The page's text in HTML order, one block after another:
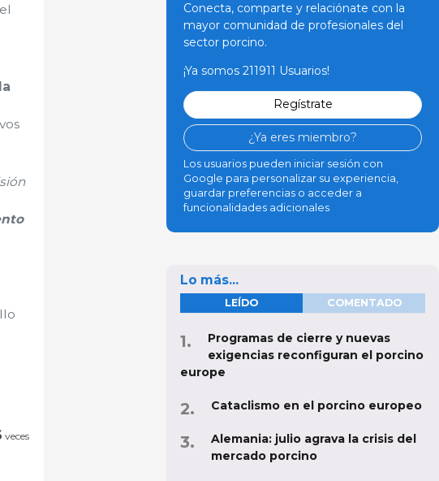
veces
Conecta, comparte y relaciónate con la
mayor comunidad de profesionales del
sector porcino.
¡Ya somos 211911 Usuarios!
Regístrate
¿Ya eres miembro?
Los usuarios pueden iniciar sesión con
Google para personalizar su experiencia,
guardar preferencias o acceder a
funcionalidades adicionales
Lo más...
LEÍDO COMENTADO
Programas de cierre y nuevas
exigencias reconfiguran el porcino
europe
Cataclismo en el porcino europeo
Alemania: julio agrava la crisis del
mercado porcino